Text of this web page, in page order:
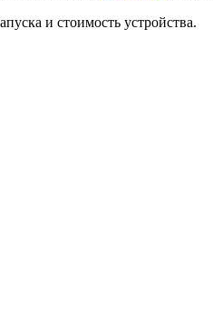
и стоимость устройства.